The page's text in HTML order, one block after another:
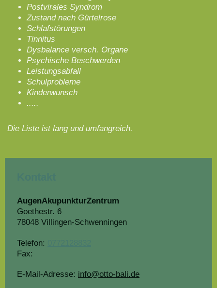
Postvirales Syndrom
Zustand nach Gürtelrose
Schlafstörungen
Tinnitus
Dysbalance versch. Organe
Psychische Beschwerden
Leistungsabfall
Schulprobleme
Kinderwunsch
.....
Die Liste ist lang und umfangreich.
AugenAkupunkturZentrum
Goethestr. 6
78048 Villingen-Schwenningen
Telefon:
Fax:
E-Mail-Adresse: info@otto-bali.de